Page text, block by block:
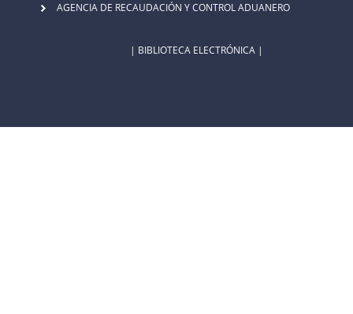
AGENCIA DE RECAUDACIÓN Y CONTROL ADUANERO
| BIBLIOTECA ELECTRÓNICA |